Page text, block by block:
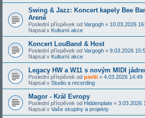
Swing & Jazz: Koncert kapely Bee
Areně
Poslední příspěvek od Vargogh « 10.03.2026
Napsal v Kulturní akce
Koncert LouBand & Host
Poslední příspěvek od Vargogh « 9.03.2026
Napsal v Kulturní akce
Legacy HW a W11 s novým MIDI
Poslední příspěvek od pavlii « 4.03.2026 14:49
Napsal v Studio a recording
Magor - Král Evropy
Poslední příspěvek od Hiddenplate « 3.03.2026
Napsal v Vaše skupiny a projekty